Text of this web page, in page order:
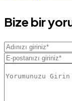
Bize bir